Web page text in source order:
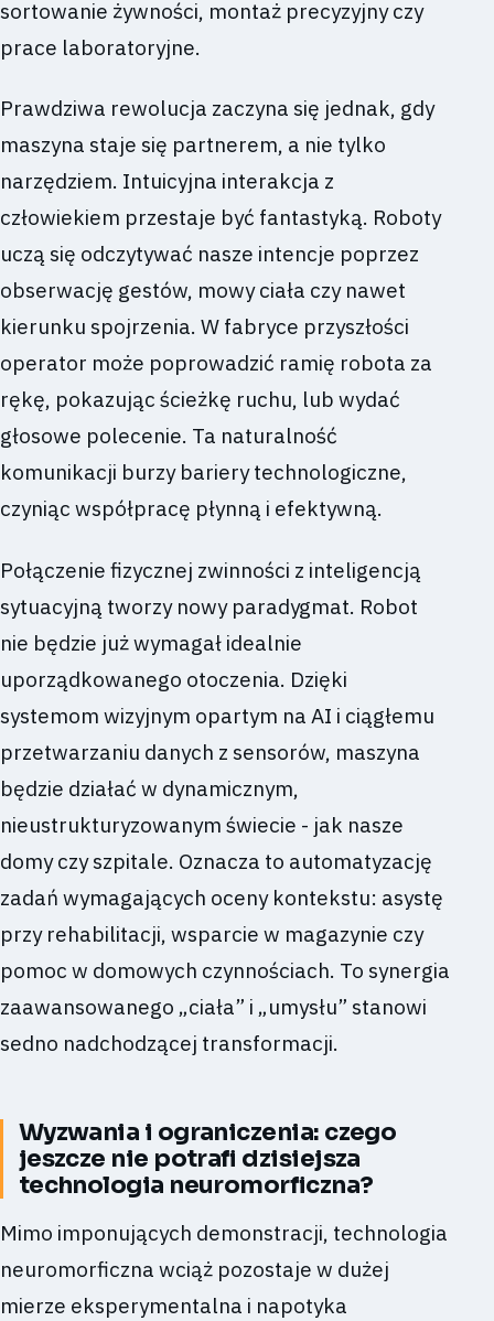
sortowanie żywności, montaż precyzyjny czy
prace laboratoryjne.
Prawdziwa rewolucja zaczyna się jednak, gdy
maszyna staje się partnerem, a nie tylko
narzędziem. Intuicyjna interakcja z
człowiekiem przestaje być fantastyką. Roboty
uczą się odczytywać nasze intencje poprzez
obserwację gestów, mowy ciała czy nawet
kierunku spojrzenia. W fabryce przyszłości
operator może poprowadzić ramię robota za
rękę, pokazując ścieżkę ruchu, lub wydać
głosowe polecenie. Ta naturalność
komunikacji burzy bariery technologiczne,
czyniąc współpracę płynną i efektywną.
Połączenie fizycznej zwinności z inteligencją
sytuacyjną tworzy nowy paradygmat. Robot
nie będzie już wymagał idealnie
uporządkowanego otoczenia. Dzięki
systemom wizyjnym opartym na AI i ciągłemu
przetwarzaniu danych z sensorów, maszyna
będzie działać w dynamicznym,
nieustrukturyzowanym świecie - jak nasze
domy czy szpitale. Oznacza to automatyzację
zadań wymagających oceny kontekstu: asystę
przy rehabilitacji, wsparcie w magazynie czy
pomoc w domowych czynnościach. To synergia
zaawansowanego „ciała” i „umysłu” stanowi
sedno nadchodzącej transformacji.
Wyzwania i ograniczenia: czego
jeszcze nie potrafi dzisiejsza
technologia neuromorficzna?
Mimo imponujących demonstracji, technologia
neuromorficzna wciąż pozostaje w dużej
mierze eksperymentalna i napotyka